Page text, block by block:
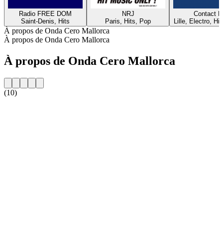
Radio FREE DOM
Saint-Denis, Hits
NRJ
Paris, Hits, Pop
Contact
Lille, Electro,
À propos de Onda Cero Mallorca
À propos de Onda Cero Mallorca
À propos de Onda Cero Mallorca
(10)